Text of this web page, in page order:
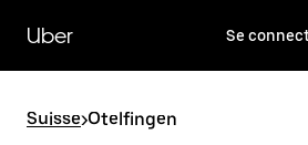
contenu
principal
Uber Se
Suisse>Otelfingen